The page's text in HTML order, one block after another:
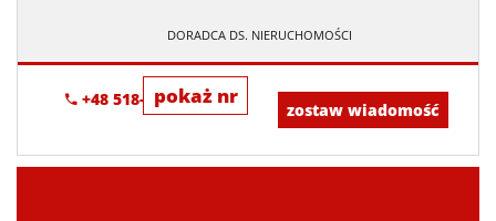
DORADCA DS. NIERUCHOMOŚCI
pokaż nr
+48 518-967-677
zostaw wiadomość